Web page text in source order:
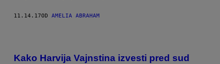
11.14.17OD AMELIA ABRAHAM
Kako Harvija Vajnstina izvesti pred sud